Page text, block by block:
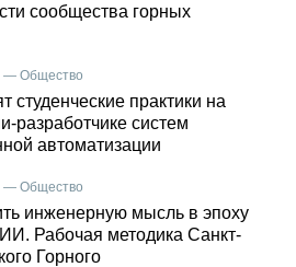
сообщества горных
— Общество
студенческие практики на
разработчике систем
автоматизации
— Общество
инженерную мысль в эпоху
ИИ. Рабочая методика Санкт-
Горного